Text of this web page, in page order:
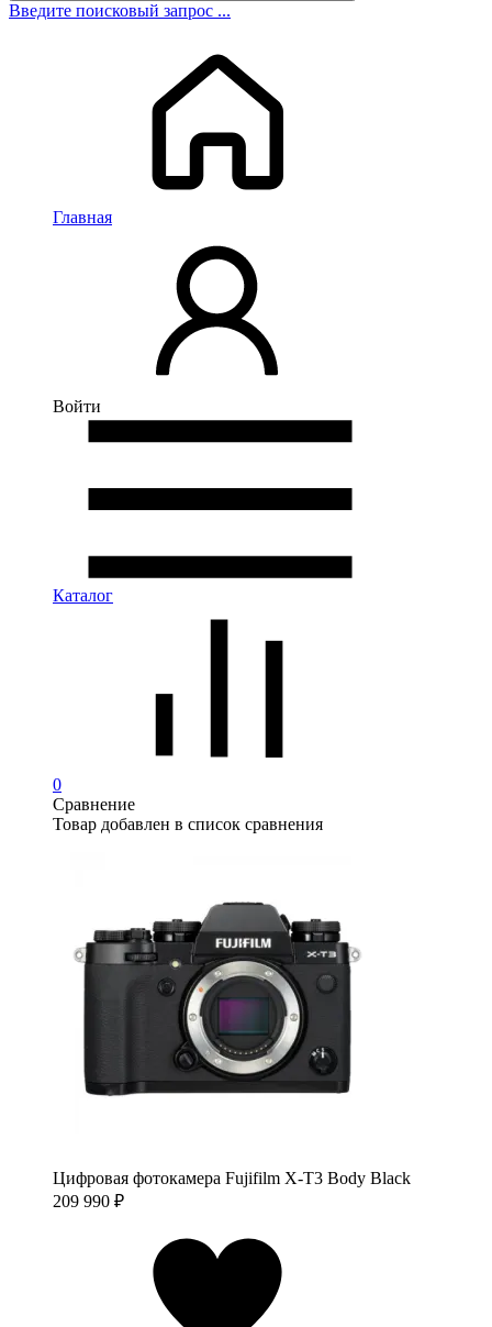
Введите поисковый запрос ...
Главная
Войти
Каталог
0
Сравнение
Товар добавлен в список сравнения
Цифровая фотокамера Fujifilm X-T3 Body Black
209 990 ₽